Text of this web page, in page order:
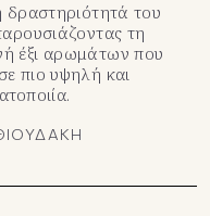
δραστηριότητά του
τη
έξι αρωμάτων που
πιο υψηλή και